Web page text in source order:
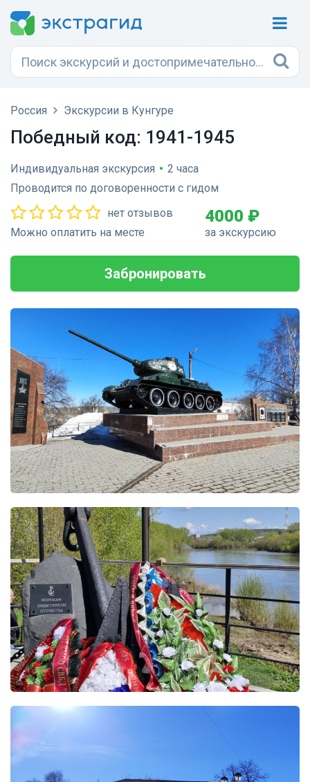
Россия Экскурсии в Кунгуре
Победный код: 1941-1945
Индивидуальная экскурсия • 2 часа
Проводится по договоренности с гидом
нет отзывов
Можно оплатить на месте
4000 ₽
за экскурсию
Забронировать